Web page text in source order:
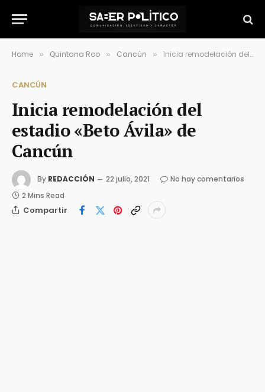
Home » Quintana Roo » Cancún » Inicia remodelación del estadio «Beto Ávila» de Cancún
CANCÚN
Inicia remodelación del
estadio «Beto Ávila» de
Cancún
By REDACCIÓN 22 julio, 2021
No hay comentarios
2 Mins Read
Compartir